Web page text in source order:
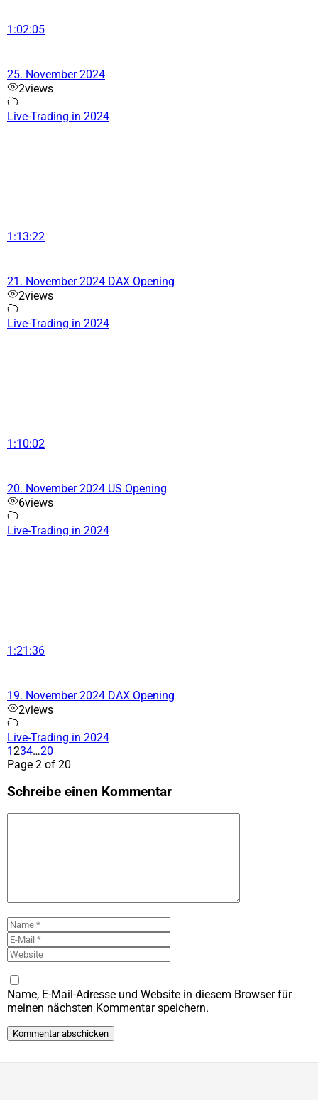
1:02:05
25. November 2024
2views
Live-Trading in 2024
1:13:22
21. November 2024 DAX Opening
2views
Live-Trading in 2024
1:10:02
20. November 2024 US Opening
6views
Live-Trading in 2024
1:21:36
19. November 2024 DAX Opening
2views
Live-Trading in 2024
1234…20
Page 2 of 20
Schreibe einen Kommentar
Name
Mail
Name, E-Mail-Adresse und Website in diesem Browser für
meinen nächsten Kommentar speichern.